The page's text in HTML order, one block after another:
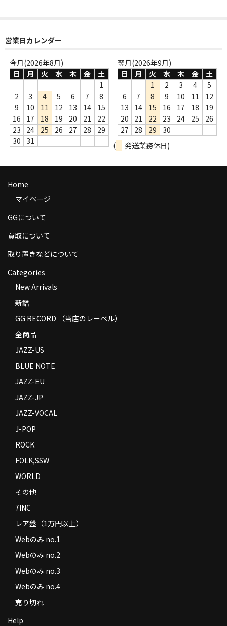
Webのみ no.3
Webのみ no.4
売り切れ
Help
お支払い方法
返品
特定商取引法に基づく表示
Contact
営業日カレンダー
今月(2026年8月)
日
月 火 水 木 金
土
1
2
3 4 5 6 7
8
9
10 11 12 13 14
15
16
17 18 19 20 21
22
23
24 25 26 27 28
29
30
31
翌月(2026年9月)
日
月 火 水 木 金
土
1
2 3 4
5
6
7 8 9 10 11
12
13
14 15 16 17 18
19
20
21 22 23 24 25
26
27
28 29
30
(
発送業務休日)
Home
マイページ
GGについて
買取について
取り置きなどについて
Categories
New Arrivals
新譜
GG RECORD （当店のレーベル）
全商品
JAZZ-US
BLUE NOTE
JAZZ-EU
JAZZ-JP
JAZZ-VOCAL
J-POP
ROCK
FOLK,SSW
WORLD
その他
7INC
レア盤（1万円以上）
Webのみ no.1
Webのみ no.2
Webのみ no.3
Webのみ no.4
売り切れ
Help